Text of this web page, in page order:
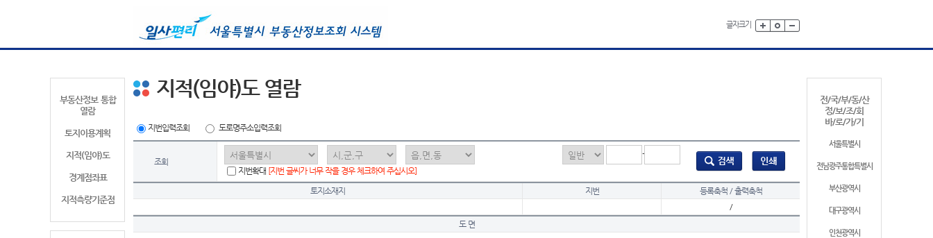
글자크기
부동산정보 통합
열람
토지이용계획
지적(임야)도
경계점좌표
지적측량기준점
전/국/부/동/산
정/보/조/회
바/로/가/기
서울특별시
전남광주통합특별시
부산광역시
대구광역시
인천광역시
지적(임야)도 열람
지번입력조회 도로명주소입력조회
조회
-
지번확대 [지번 글씨가 너무 작을 경우 체크하여 주십시오]
토지소재지 지번
등록축척 / 출력축척
/
도 면